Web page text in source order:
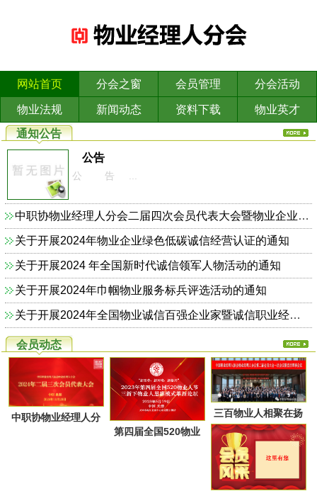
网站首页 分会之窗 会员管理 分会活动
物业法规 新闻动态 资料下载
物业英才
通知公告
公告
公 告 ...
中职协物业经理人分会二届四次会员代表大会暨物业企业依法合规诚信经营主题研讨会的通知
关于开展2024年物业企业绿色低碳诚信经营认证的通知
关于开展2024 年全国新时代诚信领军人物活动的通知
关于开展2024年巾帼物业服务标兵评选活动的通知
关于开展2024年全国物业诚信百强企业家暨诚信职业经理人的通知
会员动态
中职协物业经理人分
第四届全国520物业
三百物业人相聚在扬
州又一次共同点燃起
物业经理人分会的圣
火，开启了旅居养老